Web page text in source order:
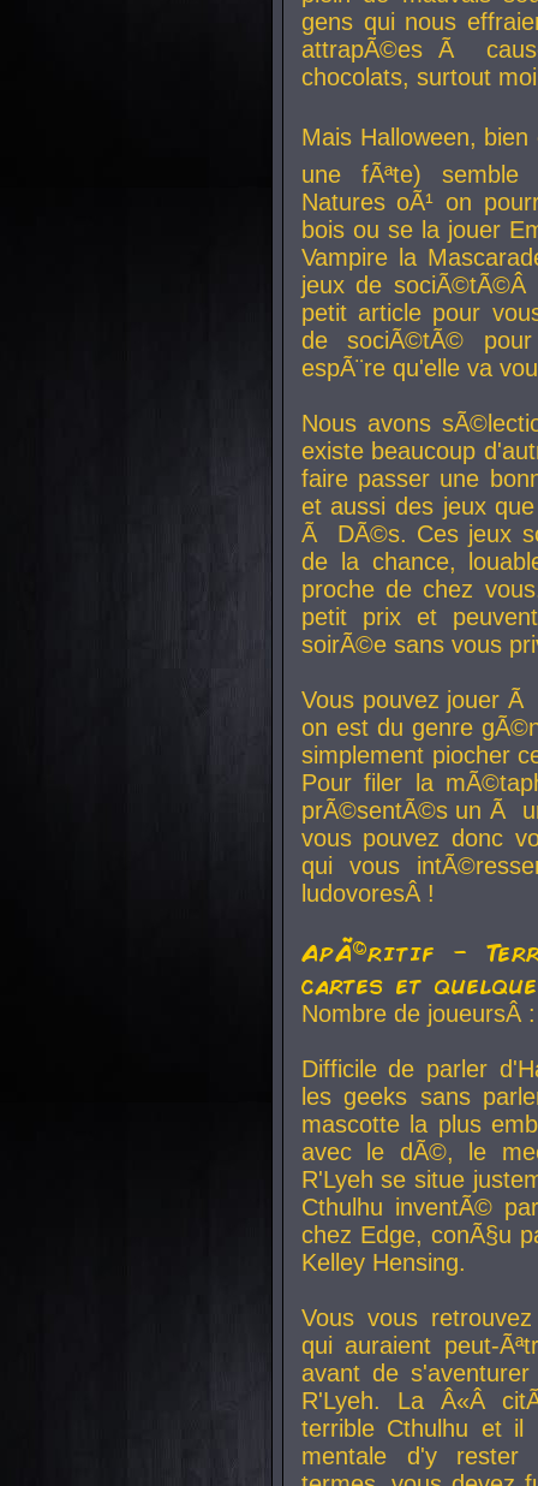
gens qui nous
attrapÃ©es Ã
chocolats, surtout
Mais Halloween, bien
une fÃªte) semble
Natures oÃ¹ on
bois ou se la jouer
Vampire la
jeux de
petit article pour
de sociÃ©tÃ©
espÃ¨re qu'elle va
Nous avons
existe beaucoup
faire passer une
et aussi des jeux
Ã DÃ©s. Ces jeux
de la chance,
proche de chez
petit prix et
soirÃ©e sans vous
Vous pouvez jouer
on est du genre
simplement piocher
Pour filer la
prÃ©sentÃ©s un Ã
vous pouvez donc
qui vous
ludovoresÂ !
ApÃ©ritif -
cartes et
Nombre de
Difficile de parler
les geeks sans
mascotte la plus
avec le dÃ©, le
R'Lyeh se situe
Cthulhu inventÃ©
chez Edge, conÃ§u
Kelley Hensing.
Vous vous
qui auraient peut-
avant de
R'Lyeh. La Â«Â
terrible Cthulhu et
mentale d'y rester